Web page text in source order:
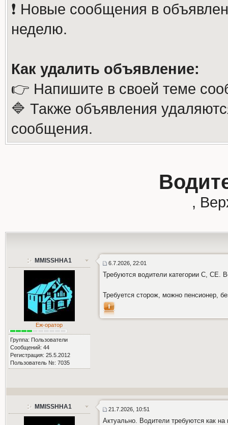
❗️ Новые сообщения в
неделю.
Как удалить объявление:
👉 Напишите в своей теме
🔷 Также объявления
сообщения.
,
MMISSHHA1
Еж-оратор
Группа: Пользователи
Сообщений: 44
Регистрация: 25.5.2012
Пользователь №: 7035
6.7.2026, 22:01
Требуются водители категории С, СЕ.
Требуется сторож, можно пенсионер,
MMISSHHA1 21.7.2026, 10:51
Актуально. Водители требуются как на